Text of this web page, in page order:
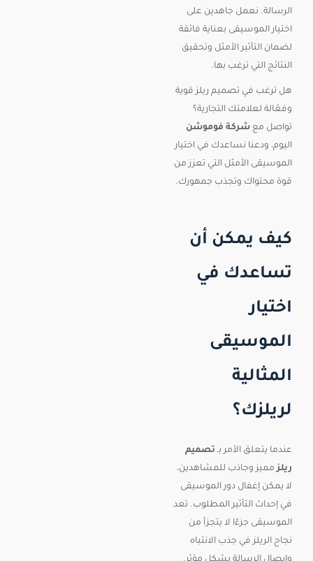
الرسالة. نعمل جاهدين على
اختيار الموسيقى بعناية فائقة
لضمان التأثير الأمثل وتحقيق
النتائج التي ترغب بها.
هل ترغب في تصميم ريلز قوية
وفعّالة لعلامتك التجارية؟
تواصل مع شركة فوموشن
اليوم، ودعنا نساعدك في اختيار
الموسيقى الأمثل التي تعزز من
قوة محتواك وتجذب جمهورك.
كيف يمكن أن
تساعدك في
اختيار
الموسيقى
المثالية
لريلزك؟
عندما يتعلق الأمر بـ تصميم
ريلزمميز وجاذب للمشاهدين،
لا يمكن إغفال دور الموسيقى
في إحداث التأثير المطلوب. تعد
الموسيقى جزءًا لا يتجزأ من
نجاح الريلز في جذب الانتباه